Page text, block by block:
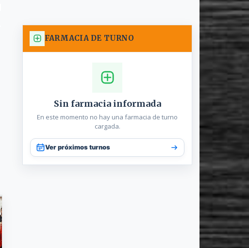
FARMACIA DE TURNO
Sin farmacia informada
En este momento no hay una farmacia de turno
cargada.
Ver próximos turnos